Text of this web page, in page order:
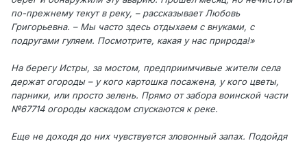
по-прежнему текут в реку, – рассказывает Любовь
Григорьевна. – Мы часто здесь отдыхаем с внуками, с
подругами гуляем. Посмотрите, какая у нас природа!»
На берегу Истры, за мостом, предприимчивые жители села
держат огороды – у кого картошка посажена, у кого цветы,
парники, или просто зелень. Прямо от забора воинской части
№67714 огороды каскадом спускаются к реке.
Еще не доходя до них чувствуется зловонный запах. Подойдя